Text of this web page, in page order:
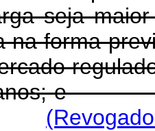
seja
na forma